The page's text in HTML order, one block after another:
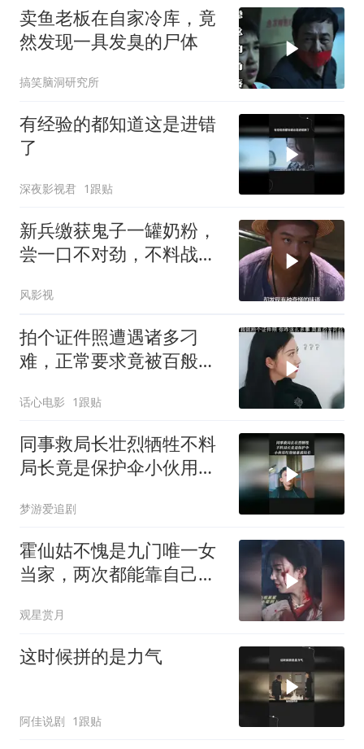
卖鱼老板在自家冷库，竟
然发现一具发臭的尸体
搞笑脑洞研究所
有经验的都知道这是进错
了
深夜影视君 1跟贴
新兵缴获鬼子一罐奶粉，
尝一口不对劲，不料战友
风影视
拍个证件照遭遇诸多刁
难，正常要求竟被百般推
话心电影 1跟贴
同事救局长壮烈牺牲不料
局长竟是保护伞小伙用垃
梦游爱追剧
霍仙姑不愧是九门唯一女
当家，两次都能靠自己逆
观星赏月
这时候拼的是力气
阿佳说剧 1跟贴